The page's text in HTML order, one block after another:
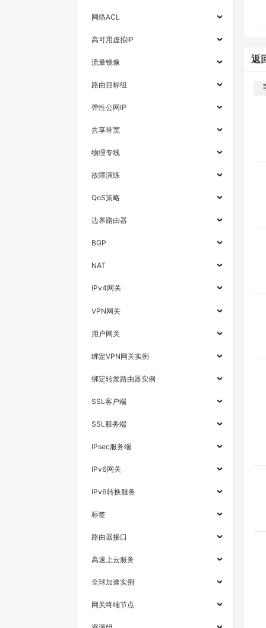
网络ACL
高可用虚拟IP
流量镜像
路由目标组
弹性公网IP
共享带宽
物理专线
故障演练
QoS策略
边界路由器
BGP
NAT
IPv4网关
VPN网关
用户网关
绑定VPN网关实例
绑定转发路由器实例
SSL客户端
SSL服务端
IPsec服务端
IPv6网关
IPv6转换服务
标签
路由器接口
高速上云服务
全球加速实例
网关终端节点
返